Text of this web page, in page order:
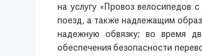
на услугу «Провоз
поезд, а также надлежащим
надежную обвязку; во время
обеспечения безопасности